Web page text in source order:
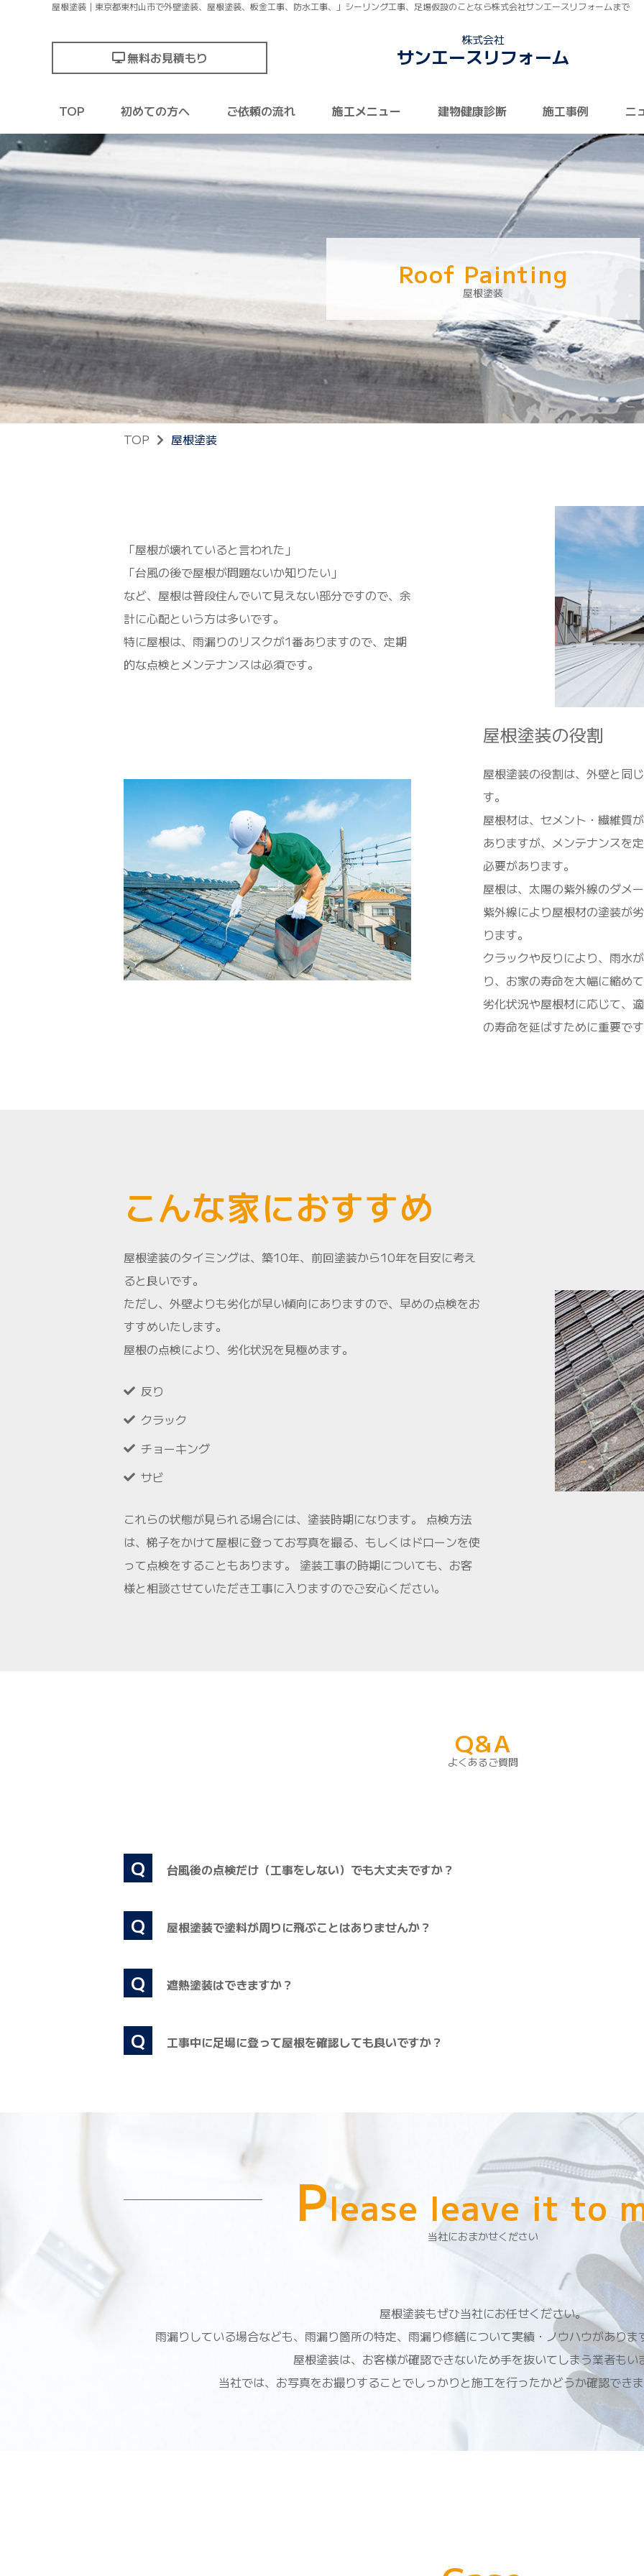
屋根塗装｜東京都東村山市で外壁塗装、屋根塗装、板金工事、防水工事、」シーリング工事、足場仮設のことなら株式会社サンエースリフォームまで
無料お見積もり
株式会社
サンエースリフォーム
TOP 初めての方へ ご依頼の流れ 施工メニュー 建物健康診断 施工事例 ニ
Roof Painting
屋根塗装
TOP 屋根塗装
「屋根が壊れていると言われた」
「台風の後で屋根が問題ないか知りたい」
など、屋根は普段住んでいて見えない部分ですので、余
計に心配という方は多いです。
特に屋根は、雨漏りのリスクが1番ありますので、定期
的な点検とメンテナンスは必須です。
屋根塗装の役割
屋根塗装の役割は、外壁と同
す。
屋根材は、セメント・繊維質
ありますが、メンテナンスを
必要があります。
屋根は、太陽の紫外線のダメ
紫外線により屋根材の塗装が
ります。
クラックや反りにより、雨水
り、お家の寿命を大幅に縮めて
劣化状況や屋根材に応じて、
の寿命を延ばすために重要です
こんな家におすすめ
屋根塗装のタイミングは、築10年、前回塗装から10年を目安に考え
ると良いです。
ただし、外壁よりも劣化が早い傾向にありますので、早めの点検をお
すすめいたします。
屋根の点検により、劣化状況を見極めます。
反り
クラック
チョーキング
サビ
これらの状態が見られる場合には、塗装時期になります。 点検方法
は、梯子をかけて屋根に登ってお写真を撮る、もしくはドローンを使
って点検をすることもあります。 塗装工事の時期についても、お客
様と相談させていただき工事に入りますのでご安心ください。
Q&A
よくあるご質問
Q 台風後の点検だけ（工事をしない）でも大丈夫ですか？
Q 屋根塗装で塗料が周りに飛ぶことはありませんか？
Q 遮熱塗装はできますか？
Q 工事中に足場に登って屋根を確認しても良いですか？
Please leave it to
当社におまかせください
屋根塗装もぜひ当社にお任せください。
雨漏りしている場合なども、雨漏り箇所の特定、雨漏り修繕について実績・ノウハウがありま
屋根塗装は、お客様が確認できないため手を抜いてしまう業者もい
当社では、お写真をお撮りすることでしっかりと施工を行ったかどうか確認できま